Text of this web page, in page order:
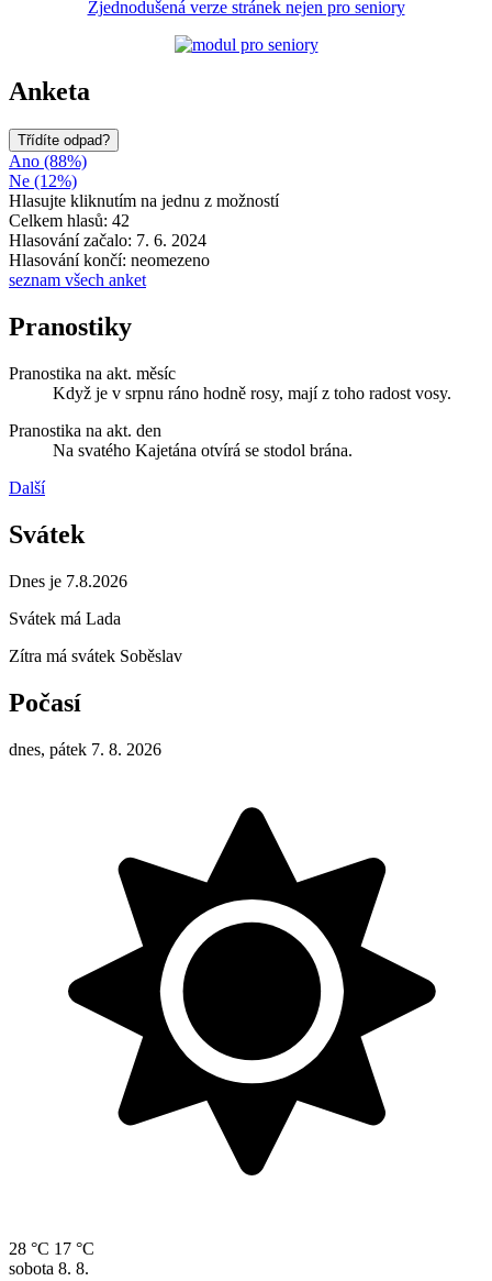
Zjednodušená verze stránek nejen pro seniory
Anketa
Třídíte odpad?
Ano (88%)
Ne (12%)
Hlasujte kliknutím na jednu z možností
Celkem hlasů: 42
Hlasování začalo: 7. 6. 2024
Hlasování končí: neomezeno
seznam všech anket
Pranostiky
Pranostika na akt. měsíc
Když je v srpnu ráno hodně rosy, mají z toho radost vosy.
Pranostika na akt. den
Na svatého Kajetána otvírá se stodol brána.
Další
Svátek
Dnes je 7.8.2026
Svátek má Lada
Zítra má svátek Soběslav
Počasí
dnes, pátek 7. 8. 2026
28 °C 17 °C
sobota 8. 8.